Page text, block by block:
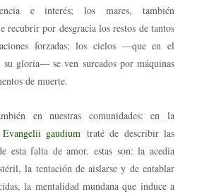
e interés; los mares, también
recubrir por desgracia los restos de tantos
forzadas; los cielos —que en el
su gloria— se ven surcados por máquinas
de muerte.
en nuestras comunidades: en la
Evangelii gaudium traté de describir las
esta falta de amor. estas son: la acedia
la tentación de aislarse y de entablar
la mentalidad mundana que induce a